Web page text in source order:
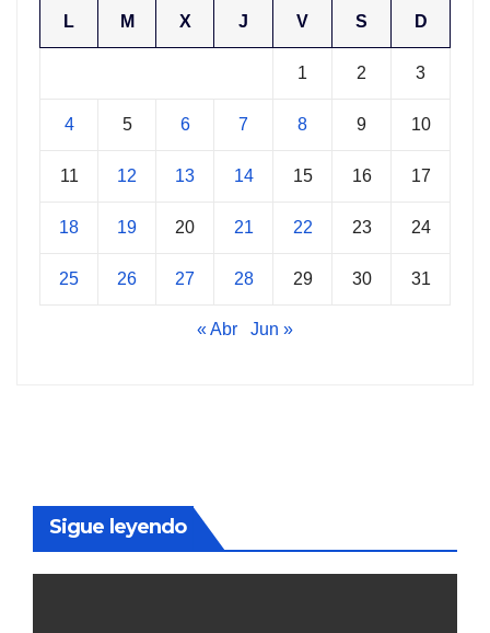
L M X J V S D
1 2 3
4 5 6 7 8 9 10
11 12 13 14 15 16 17
18 19 20 21 22 23 24
25 26 27 28 29 30 31
« Abr Jun »
Sigue leyendo